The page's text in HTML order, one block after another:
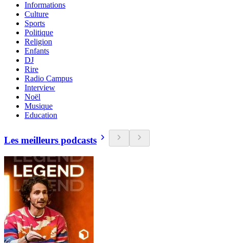
Informations
Culture
Sports
Politique
Religion
Enfants
DJ
Rire
Radio Campus
Interview
Noël
Musique
Education
Les meilleurs podcasts